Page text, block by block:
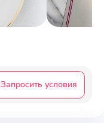
Запросить условия